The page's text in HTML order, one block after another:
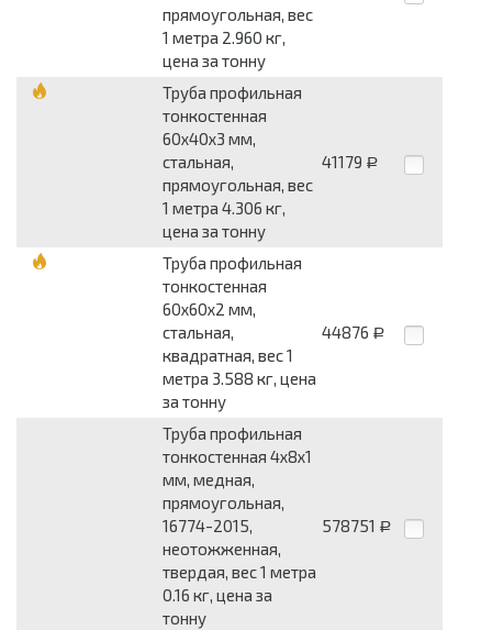
прямоугольная, вес
1 метра 2.960 кг,
цена за тонну
Труба профильная
тонкостенная
60x40x3 мм,
стальная,
прямоугольная, вес
1 метра 4.306 кг,
цена за тонну
41179 Р
Труба профильная
тонкостенная
60x60x2 мм,
стальная,
квадратная, вес 1
метра 3.588 кг, цена
за тонну
44876 Р
Труба профильная
тонкостенная 4x8x1
мм, медная,
прямоугольная,
16774-2015,
неотожженная,
твердая, вес 1 метра
0.16 кг, цена за
тонну
578751 Р